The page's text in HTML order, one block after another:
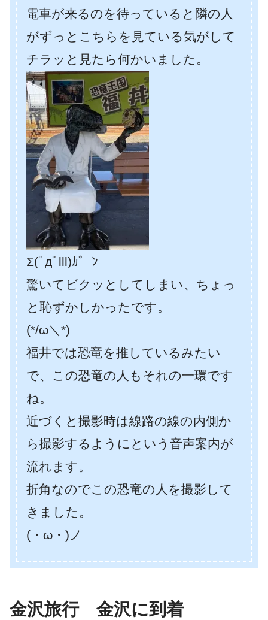
電車が来るのを待っていると隣の人
がずっとこちらを見ている気がして
チラッと見たら何かいました。
Σ(ﾟдﾟlll)ｶﾞｰﾝ
驚いてビクッとしてしまい、ちょっ
と恥ずかしかったです。
(*/ω＼*)
福井では恐竜を推しているみたい
で、この恐竜の人もそれの一環です
ね。
近づくと撮影時は線路の線の内側か
ら撮影するようにという音声案内が
流れます。
折角なのでこの恐竜の人を撮影して
きました。
(・ω・)ノ
金沢旅行 金沢に到着